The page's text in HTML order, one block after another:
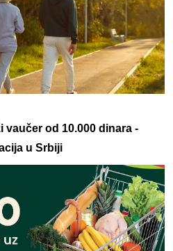
vaučer od 10.000 dinara -
u Srbiji